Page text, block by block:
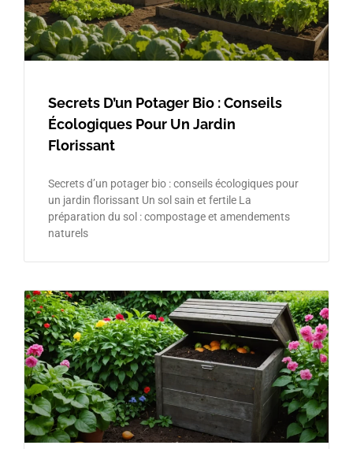
Secrets D’un Potager Bio : Conseils
Écologiques Pour Un Jardin
Florissant
Secrets d’un potager bio : conseils écologiques pour
un jardin florissant Un sol sain et fertile La
préparation du sol : compostage et amendements
naturels